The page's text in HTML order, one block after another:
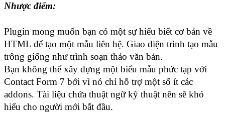
Nhược điểm:
Plugin mong muốn bạn có một sự hiểu biết cơ bản về
HTML để tạo một mẫu liên hệ. Giao diện trình tạo mẫu
trông giống như trình soạn thảo văn bản.
Bạn không thể xây dựng một biểu mẫu phức tạp với
Contact Form 7 bởi vì nó chỉ hỗ trợ một số ít các
addons. Tài liệu chứa thuật ngữ kỹ thuật nên sẽ khó
hiểu cho người mới bắt đầu.